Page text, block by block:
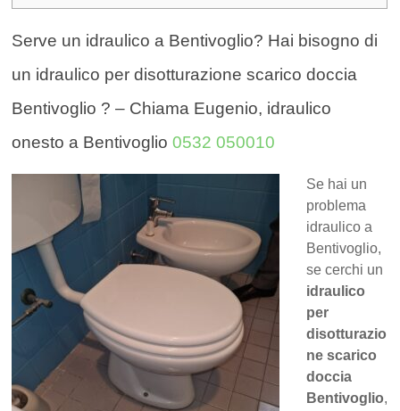
Serve un idraulico a Bentivoglio? Hai bisogno di
un idraulico per disotturazione scarico doccia
Bentivoglio ? – Chiama Eugenio, idraulico
onesto a Bentivoglio0532 050010
Se hai un
problema
idraulico a
Bentivoglio,
se cerchi un
idraulico
per
disotturazio
ne scarico
doccia
Bentivoglio,